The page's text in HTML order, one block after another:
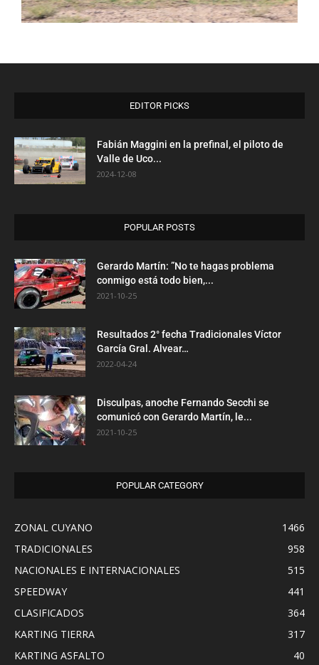
EDITOR PICKS
Fabián Maggini en la prefinal, el piloto de
Valle de Uco...
2024-12-08
POPULAR POSTS
Gerardo Martín: ”No te hagas problema
conmigo está todo bien,...
2021-10-25
Resultados 2° fecha Tradicionales Víctor
García Gral. Alvear…
2022-04-24
Disculpas, anoche Fernando Secchi se
comunicó con Gerardo Martín, le...
2021-10-25
POPULAR CATEGORY
ZONAL CUYANO
1466
TRADICIONALES
958
NACIONALES E INTERNACIONALES
515
SPEEDWAY
441
CLASIFICADOS
364
KARTING TIERRA
317
KARTING ASFALTO
40